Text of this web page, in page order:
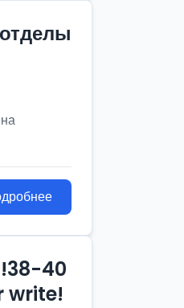
40
write!